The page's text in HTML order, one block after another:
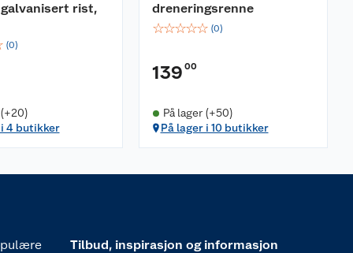
galvanisert rist,
(0)
i 4 butikker
dreneringsrenne
☆☆☆☆☆ (0)
139 00
På lager (+50)
På lager i 10 butikker
Tilbud, inspirasjon og informasjon